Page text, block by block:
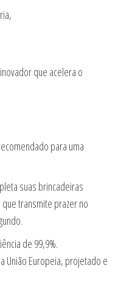
que acelera o
para uma
suas brincadeiras
transmite prazer no
de 99,9%.
União Europeia, projetado e